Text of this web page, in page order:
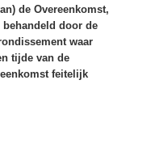
de Overeenkomst,
door de
waar
tijde van de
feitelijk